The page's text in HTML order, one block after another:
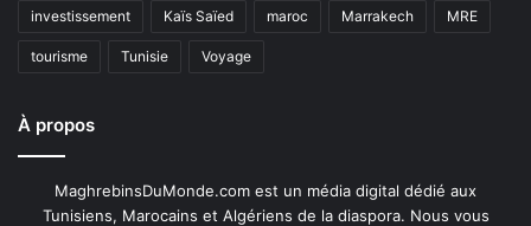
investissement Kaïs Saïed maroc Marrakech MRE
tourisme Tunisie Voyage
À propos
MaghrebinsDuMonde.com est un média digital dédié aux
Tunisiens, Marocains et Algériens de la diaspora. Nous vous